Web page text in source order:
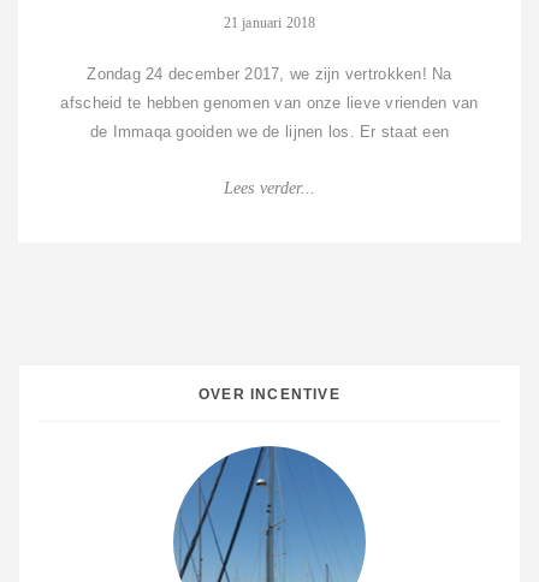
21 januari 2018
Zondag 24 december 2017, we zijn vertrokken! Na
afscheid te hebben genomen van onze lieve vrienden van
de Immaqa gooiden we de lijnen los. Er staat een
Lees verder...
OVER INCENTIVE